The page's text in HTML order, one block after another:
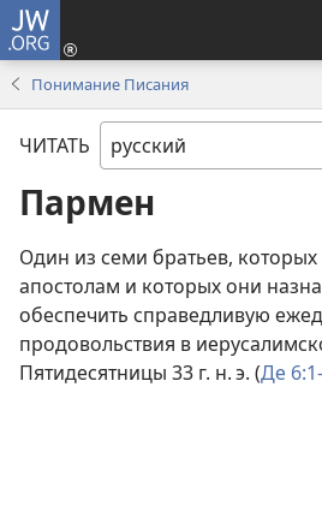
JW.ORG
Понимание Писания
ЧИТАТЬ
Пармен
Один из семи братьев,
апостолам и которых они
обеспечить справедливую
продовольствия в
Пятидесятницы 33 г. н. э. (Де